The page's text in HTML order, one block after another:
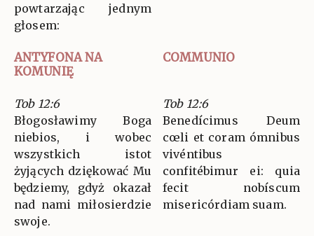
powtarzając jednym
głosem:
ANTYFONA NA
KOMUNIĘ
COMMUNIO
Tob 12:6
Błogosławimy Boga
niebios, i wobec
wszystkich istot
żyjących dziękować Mu
będziemy, gdyż okazał
nad nami miłosierdzie
swoje.
Tob 12:6
Benedícimus Deum
cœli et coram ómnibus
vivéntibus
confitébimur ei: quia
fecit nobíscum
misericórdiam suam.